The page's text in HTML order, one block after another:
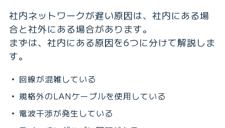
社内ネットワークが遅い原因は、社内にある場
合と社外にある場合があります。
まずは、社内にある原因を6つに分けて解説しま
す。
回線が混雑している
規格外のLANケーブルを使用している
電波干渉が発生している